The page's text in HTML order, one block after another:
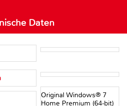
Daten
Original Windows® 7
Home Premium (64-bit)